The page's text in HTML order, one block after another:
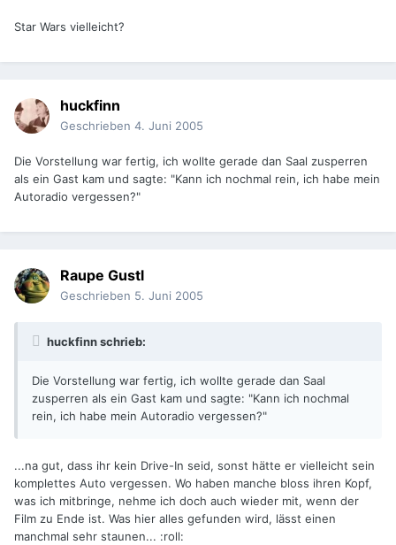
Star Wars vielleicht?
huckfinn
Geschrieben 4. Juni 2005
Die Vorstellung war fertig, ich wollte gerade dan Saal zusperren
als ein Gast kam und sagte: "Kann ich nochmal rein, ich habe mein
Autoradio vergessen?"
Raupe Gustl
Geschrieben 5. Juni 2005
huckfinn schrieb:
Die Vorstellung war fertig, ich wollte gerade dan Saal
zusperren als ein Gast kam und sagte: "Kann ich nochmal
rein, ich habe mein Autoradio vergessen?"
...na gut, dass ihr kein Drive-In seid, sonst hätte er vielleicht sein
komplettes Auto vergessen. Wo haben manche bloss ihren Kopf,
was ich mitbringe, nehme ich doch auch wieder mit, wenn der
Film zu Ende ist. Was hier alles gefunden wird, lässt einen
manchmal sehr staunen... :roll: